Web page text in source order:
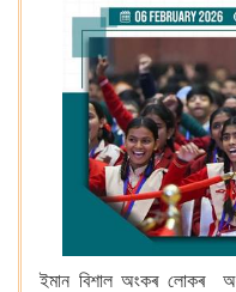
ইমান বিশাল অংকৰ লোকৰ